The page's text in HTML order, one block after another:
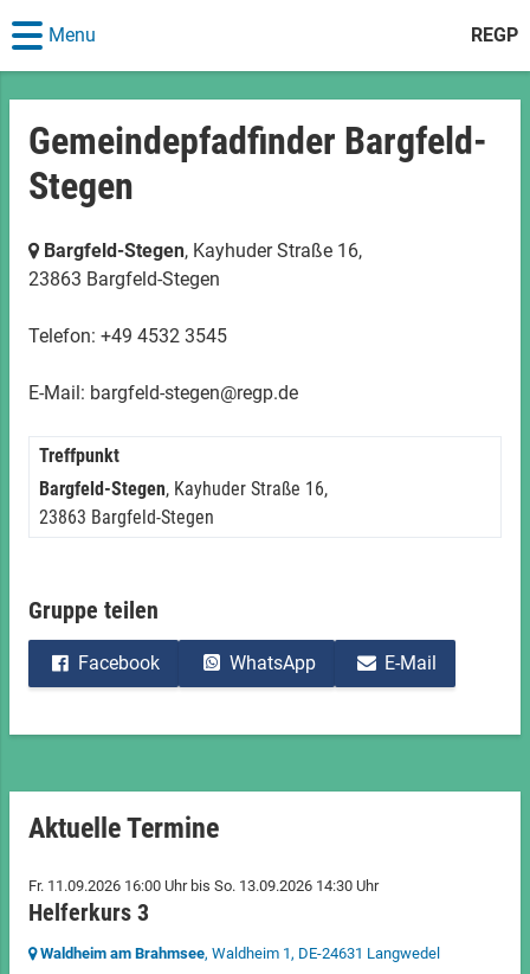
REGP
Menu
Gemeindepfadfinder Bargfeld-
Stegen
Bargfeld-Stegen, Kayhuder Straße 16,
23863 Bargfeld-Stegen
Telefon: +49 4532 3545
E-Mail: bargfeld-stegen@regp.de
Treffpunkt
Bargfeld-Stegen, Kayhuder Straße 16,
23863 Bargfeld-Stegen
Gruppe teilen
Facebook WhatsApp E-Mail
Aktuelle Termine
Fr. 11.09.2026 16:00 Uhr bis So. 13.09.2026 14:30 Uhr
Helferkurs 3
Waldheim am Brahmsee, Waldheim 1, DE-24631 Langwedel